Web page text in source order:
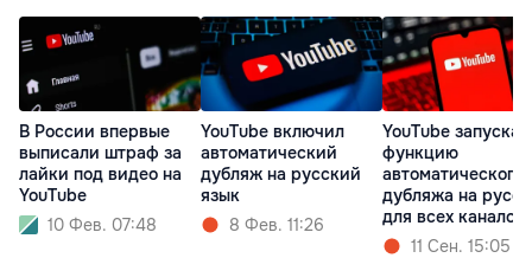
В России впервые
выписали штраф за
лайки под видео на
YouTube
10 Фев. 07:48
YouTube включил
автоматический
дубляж на русский
язык
8 Фев. 11:26
YouTube
функцию
автоматического
дубляжа на
для всех каналов
11 Сен. 15:05